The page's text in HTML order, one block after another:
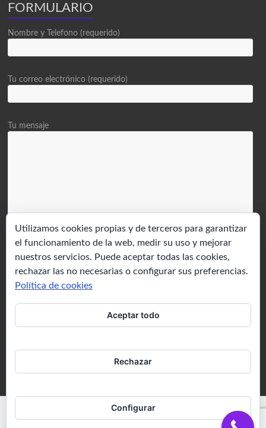
FORMULARIO
Nombre y Telefono (requerido)
Tu correo electrónico (requerido)
Tu mensaje
Local Cenas Temáticas. Todos los derechos reservados. Tema
Spaciousde ThemeGrill. Funciona con:WordPress.
Utilizamos cookies propias y de terceros para garantizar
el funcionamiento de la web, medir su uso y mejorar
nuestros servicios. Puede aceptar todas las cookies,
rechazar las no necesarias o configurar sus preferencias.
Política de cookies
Aceptar todo
Rechazar
Configurar